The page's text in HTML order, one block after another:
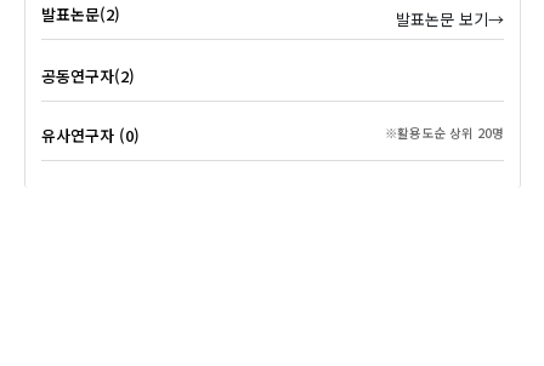
발표논문(2) 발표논문 보기→
공동연구자(2)
유사연구자 (0) ※활용도순 상위 20명